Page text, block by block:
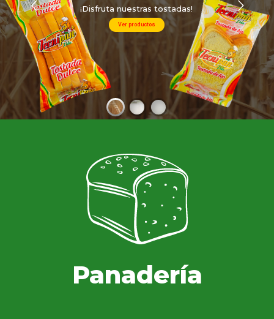
¡Disfruta nuestras tostadas!
Ver productos
Panadería